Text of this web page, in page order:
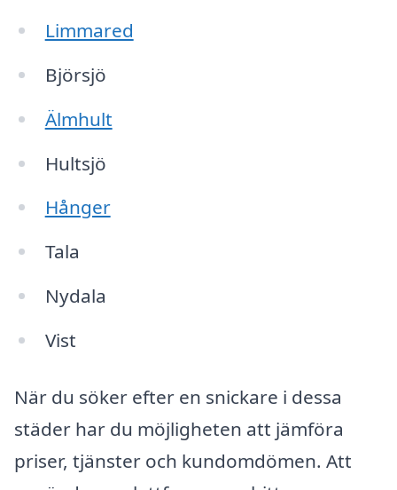
Limmared
Björsjö
Älmhult
Hultsjö
Hånger
Tala
Nydala
Vist
När du söker efter en snickare i dessa
städer har du möjligheten att jämföra
priser, tjänster och kundomdömen. Att